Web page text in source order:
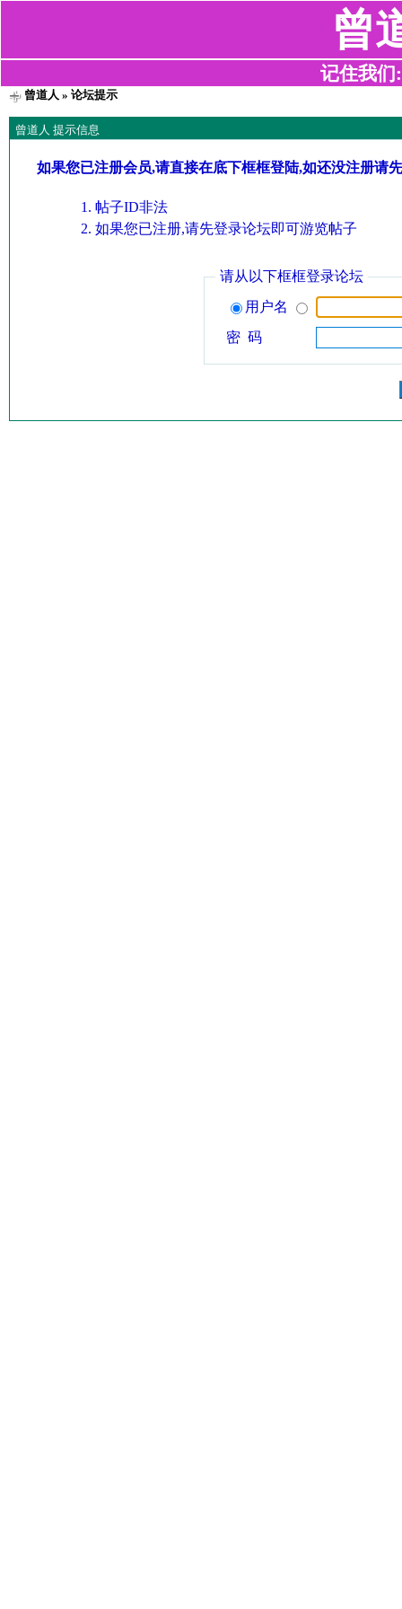
曾
记住我们
曾道人 » 论坛提示
曾道人 提示信息
如果您已注册会员,请直接在底下框框登陆,如还没注册请
帖子ID非法
如果您已注册,请先登录论坛即可游览帖子
请从以下框框登录论坛
用户名
密 码